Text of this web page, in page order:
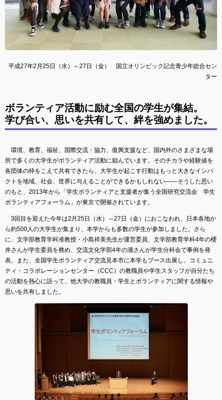
平成27年2月25日（水）～27日（金） 国立オリンピック記念青少年総合セン
ター
ボランティア活動に励む全国の学生が集結。
学び合い、思いを共有して、絆を強めました。
環境、教育、福祉、国際交流・協力、復興支援など、国内外のさまざまな場
所で多くの大学生がボランティア活動に励んでいます。そのチカラや経験値を
各団体の枠をこえて共有できたら、大学生が起こす行動はもっと大きなインパ
クトを地域、社会、世界に与えることができるかもしれない――そうした思い
のもと、2013年から「学生ボランティアと支援者が集う全国研究交流会 学生
ボランティアフォーラム」が東京で開催されています。
3回目を迎えた今年は2月25日（水）～27日（金）におこなわれ、日本各地か
ら約500人の大学生が集まり、本学からも多数の学生が参加しました。さら
に、文学部教育学科准教授・小島祥美先生が運営委員、文学部教育学科4年の櫻
井さんが学生委員を務め、交流文化学部4年の瀧さんが学生分科会で事例を発
表。また、全国学生ボランティア交流見本市に本学もブース出展し、コミュニ
ティ・コラボレーションセンター（CCC）の教職員や学生スタッフが自分たち
の活動を熱心に語って、他大学の教職員・学生とボランティアに関する情報や
思いを共有しました。